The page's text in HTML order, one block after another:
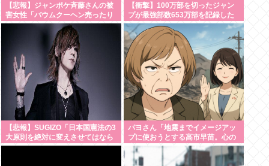
【悲報】ジャンポケ斉藤さんの被
害女性「バウムクーヘン売ったり
TikTokライブしててムカついたか
ら示談しなかっ
た」・・・・・・・・・
【衝撃】100万部を切ったジャン
プが最強部数653万部を記録した
時の週刊少年ジャンプの面子がヤ
バすぎる
【悲報】SUGIZO「日本国憲法の3
大原則を絶対に変えさせてはなら
ない」
パヨさん「地震までイメージアッ
プに使おうとする高市早苗。心の
底から軽蔑します」